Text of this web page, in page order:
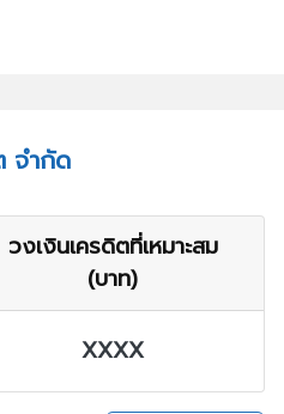
จำกัด
วงเงินเครดิตที่เหมาะสม
(บาท)
XXXX